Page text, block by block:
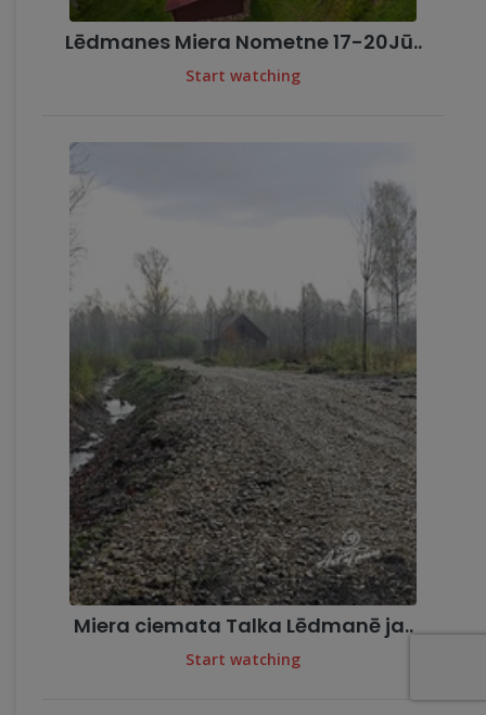
Lēdmanes Miera Nometne 17-20Jū..
Start watching
Miera ciemata Talka Lēdmanē ja..
Start watching